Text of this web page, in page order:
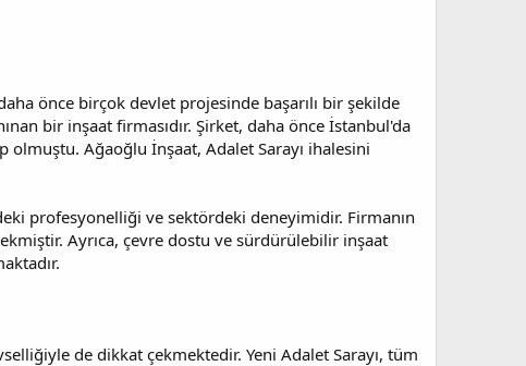
önce birçok devlet projesinde başarılı bir şekilde
bir inşaat firmasıdır. Şirket, daha önce İstanbul'da
Ağaoğlu İnşaat, Adalet Sarayı ihalesini
profesyonelliği ve sektördeki deneyimidir. Firmanın
Ayrıca, çevre dostu ve sürdürülebilir inşaat
de dikkat çekmektedir. Yeni Adalet Sarayı, tüm